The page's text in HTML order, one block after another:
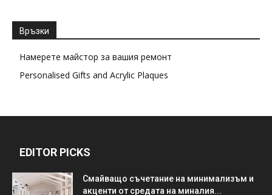
Връзки
Намерете майстор за вашия ремонт
Personalised Gifts and Acrylic Plaques
EDITOR PICKS
Смайващо съчетание на минимализъм и
акценти от средата на миналия...